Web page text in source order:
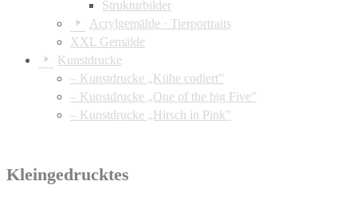
Strukturbilder
Acrylgemälde · Tierportraits
XXL Gemälde
Kunstdrucke
– Kunstdrucke „Kühe codiert”
– Kunstdrucke „One of the big Five”
– Kunstdrucke „Hirsch in Pink”
Kleingedrucktes